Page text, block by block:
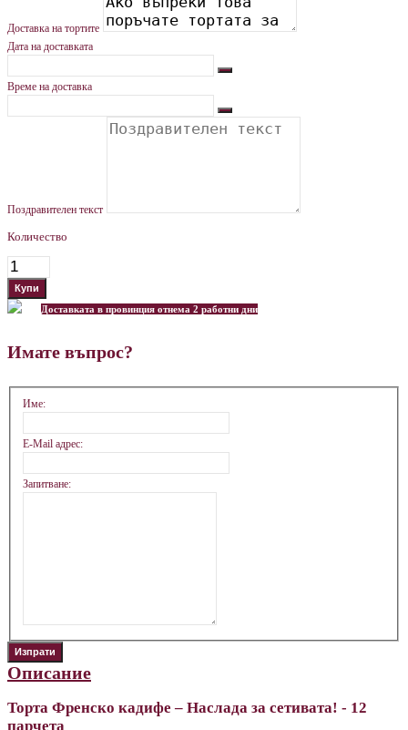
Доставка на тортите
Дата на доставката
Време на доставка
Поздравителен текст
Количество
Доставката в провинция отнема 2 работни дни
Имате въпрос?
Име:
E-Mail адрес:
Запитване:
Описание
Торта Френско кадифе – Наслада за сетивата! - 12
парчета